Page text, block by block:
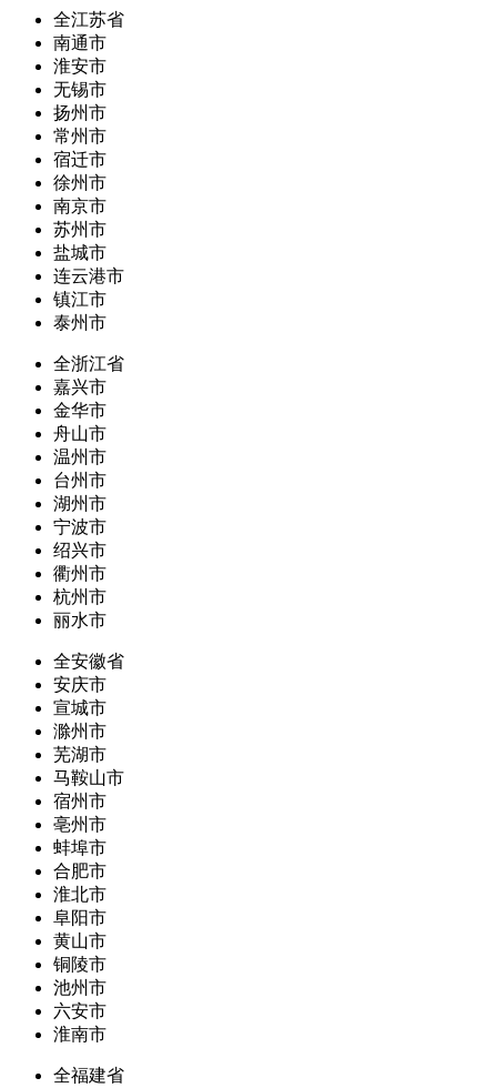
全江苏省
南通市
淮安市
无锡市
扬州市
常州市
宿迁市
徐州市
南京市
苏州市
盐城市
连云港市
镇江市
泰州市
全浙江省
嘉兴市
金华市
舟山市
温州市
台州市
湖州市
宁波市
绍兴市
衢州市
杭州市
丽水市
全安徽省
安庆市
宣城市
滁州市
芜湖市
马鞍山市
宿州市
亳州市
蚌埠市
合肥市
淮北市
阜阳市
黄山市
铜陵市
池州市
六安市
淮南市
全福建省